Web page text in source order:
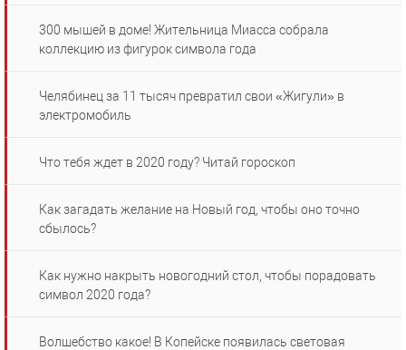
300 мышей в доме! Жительница Миасса собрала
коллекцию из фигурок символа года
Челябинец за 11 тысяч превратил свои «Жигули» в
электромобиль
Что тебя ждет в 2020 году? Читай гороскоп
Как загадать желание на Новый год, чтобы оно точно
сбылось?
Как нужно накрыть новогодний стол, чтобы порадовать
символ 2020 года?
Волшебство какое! В Копейске появилась световая